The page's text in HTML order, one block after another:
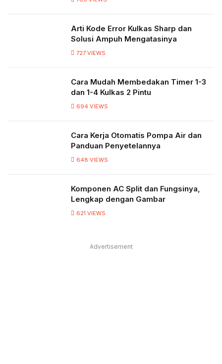
Arti Kode Error Kulkas Sharp dan
Solusi Ampuh Mengatasinya
727 VIEWS
Cara Mudah Membedakan Timer 1-3
dan 1-4 Kulkas 2 Pintu
694 VIEWS
Cara Kerja Otomatis Pompa Air dan
Panduan Penyetelannya
648 VIEWS
Komponen AC Split dan Fungsinya,
Lengkap dengan Gambar
621 VIEWS
Advertisement